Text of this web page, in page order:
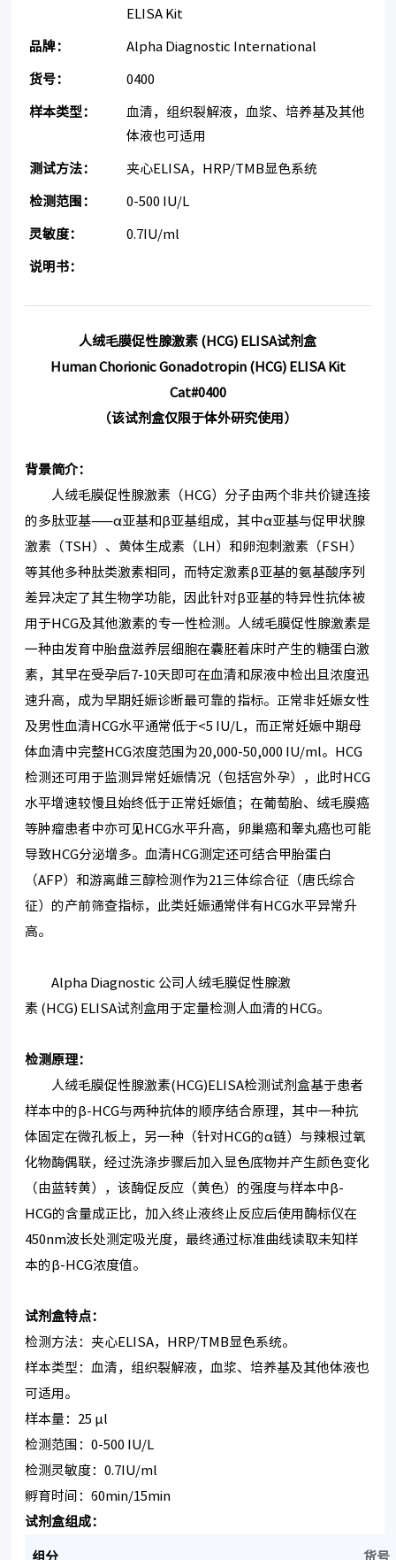
ELISA Kit
品牌： Alpha Diagnostic International
货号： 0400
样本类型：
血清，组织裂解液，血浆、培养基及其他
体液也可适用
测试方法： 夹心ELISA，HRP/TMB显色系统
检测范围： 0-500 IU/L
灵敏度： 0.7IU/ml
说明书：
人绒毛膜促性腺激素 (HCG) ELISA试剂盒
Human Chorionic Gonadotropin (HCG)ELISA Kit
Cat#0400
（该试剂盒仅限于体外研究使用）
背景简介：
人绒毛膜促性腺激素（HCG）分子由两个非共价键连接
的多肽亚基——α亚基和β亚基组成，其中α亚基与促甲状腺
激素（TSH）、黄体生成素（LH）和卵泡刺激素（FSH）
等其他多种肽类激素相同，而特定激素β亚基的氨基酸序列
差异决定了其生物学功能，因此针对β亚基的特异性抗体被
用于HCG及其他激素的专一性检测。人绒毛膜促性腺激素是
一种由发育中胎盘滋养层细胞在囊胚着床时产生的糖蛋白激
素，其早在受孕后7-10天即可在血清和尿液中检出且浓度迅
速升高，成为早期妊娠诊断最可靠的指标。正常非妊娠女性
及男性血清HCG水平通常低于<5 IU/L，而正常妊娠中期母
体血清中完整HCG浓度范围为20,000-50,000 IU/ml。HCG
检测还可用于监测异常妊娠情况（包括宫外孕），此时HCG
水平增速较慢且始终低于正常妊娠值；在葡萄胎、绒毛膜癌
等肿瘤患者中亦可见HCG水平升高，卵巢癌和睾丸癌也可能
导致HCG分泌增多。血清HCG测定还可结合甲胎蛋白
（AFP）和游离雌三醇检测作为21三体综合征（唐氏综合
征）的产前筛查指标，此类妊娠通常伴有HCG水平异常升
高。
Alpha Diagnostic 公司人绒毛膜促性腺激
素 (HCG) ELISA试剂盒用于定量检测人血清的HCG。
检测原理：
人绒毛膜促性腺激素(HCG)ELISA检测试剂盒基于患者
样本中的β-HCG与两种抗体的顺序结合原理，其中一种抗
体固定在微孔板上，另一种（针对HCG的α链）与辣根过氧
化物酶偶联，经过洗涤步骤后加入显色底物并产生颜色变化
（由蓝转黄），该酶促反应（黄色）的强度与样本中β-
HCG的含量成正比，加入终止液终止反应后使用酶标仪在
450nm波长处测定吸光度，最终通过标准曲线读取未知样
本的β-HCG浓度值。
试剂盒特点：
检测方法：夹心ELISA，HRP/TMB显色系统。
样本类型：血清，组织裂解液，血浆、培养基及其他体液也
可适用。
样本量：25 μl
检测范围：0-500 IU/L
检测灵敏度：0.7IU/ml
孵育时间：60min/15min
试剂盒组成：
组分 货号